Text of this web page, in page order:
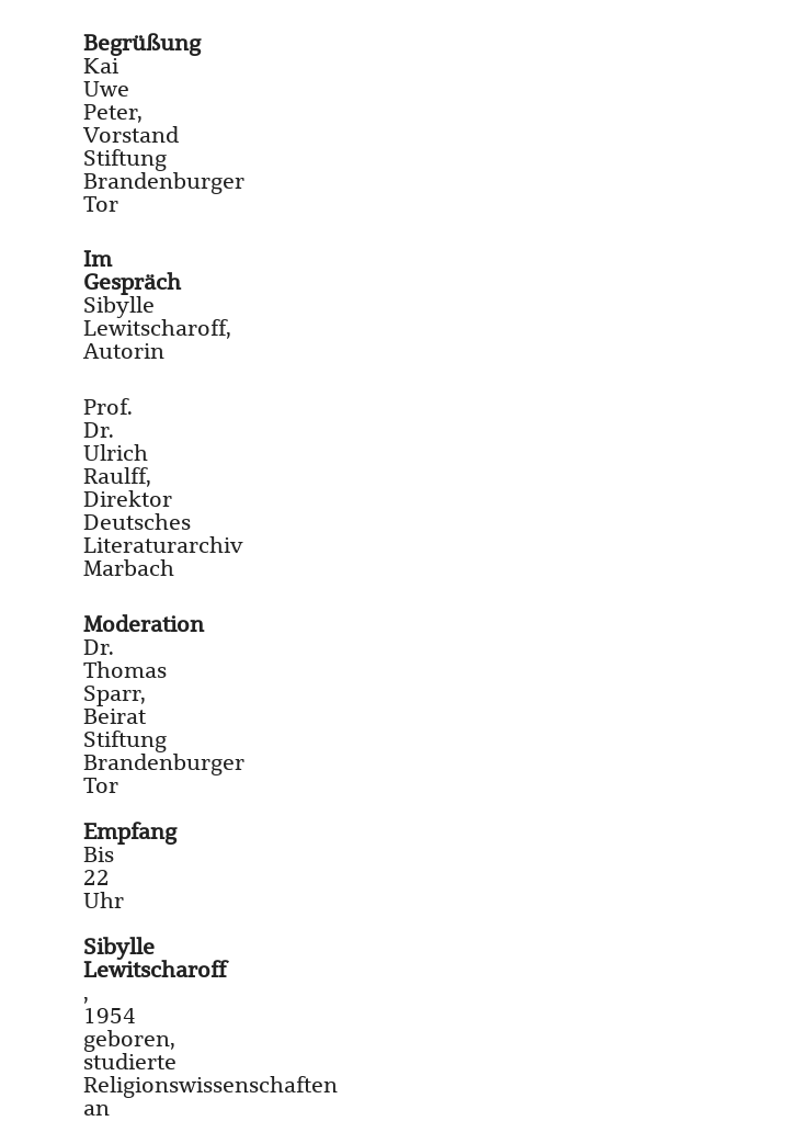
Begrüßung
Kai
Uwe
Peter,
Vorstand
Stiftung
Brandenburger
Tor
Im
Gespräch
Sibylle
Lewitscharoff,
Autorin
Prof.
Dr.
Ulrich
Raulff,
Direktor
Deutsches
Literaturarchiv
Marbach
Moderation
Dr.
Thomas
Sparr,
Beirat
Stiftung
Brandenburger
Tor
Empfang
Bis
22
Uhr
Sibylle
Lewitscharoff
,
1954
geboren,
studierte
Religionswissenschaften
an